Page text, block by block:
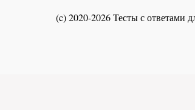
(c) 2020-2026 Тесты с ответами